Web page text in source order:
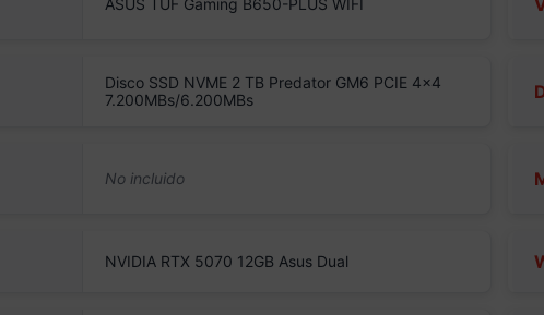
ASUS TUF Gaming B650-PLUS WIFI
Disco SSD NVME 2 TB Predator GM6 PCIE 4×4
7.200MBs/6.200MBs
NVIDIA RTX 5070 12GB Asus Dual